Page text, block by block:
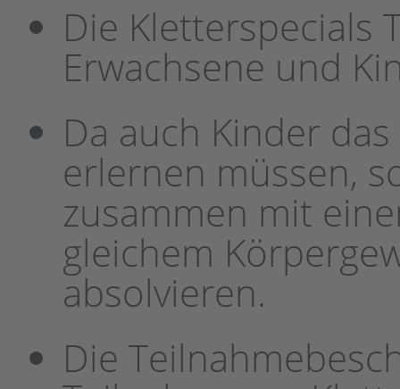
Die Kletterspecials
Erwachsene und
Da auch Kinder
erlernen müssen,
zusammen mit
gleichem
absolvieren.
Die